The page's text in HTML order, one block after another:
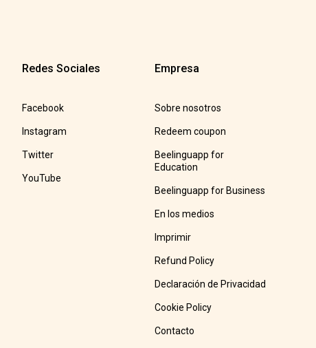
Redes Sociales
Facebook
Instagram
Twitter
YouTube
Empresa
Sobre nosotros
Redeem coupon
Beelinguapp for
Education
Beelinguapp for Business
En los medios
Imprimir
Refund Policy
Declaración de Privacidad
Cookie Policy
Contacto